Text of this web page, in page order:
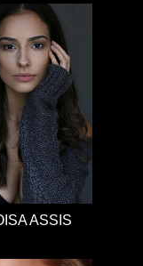
ASSIS